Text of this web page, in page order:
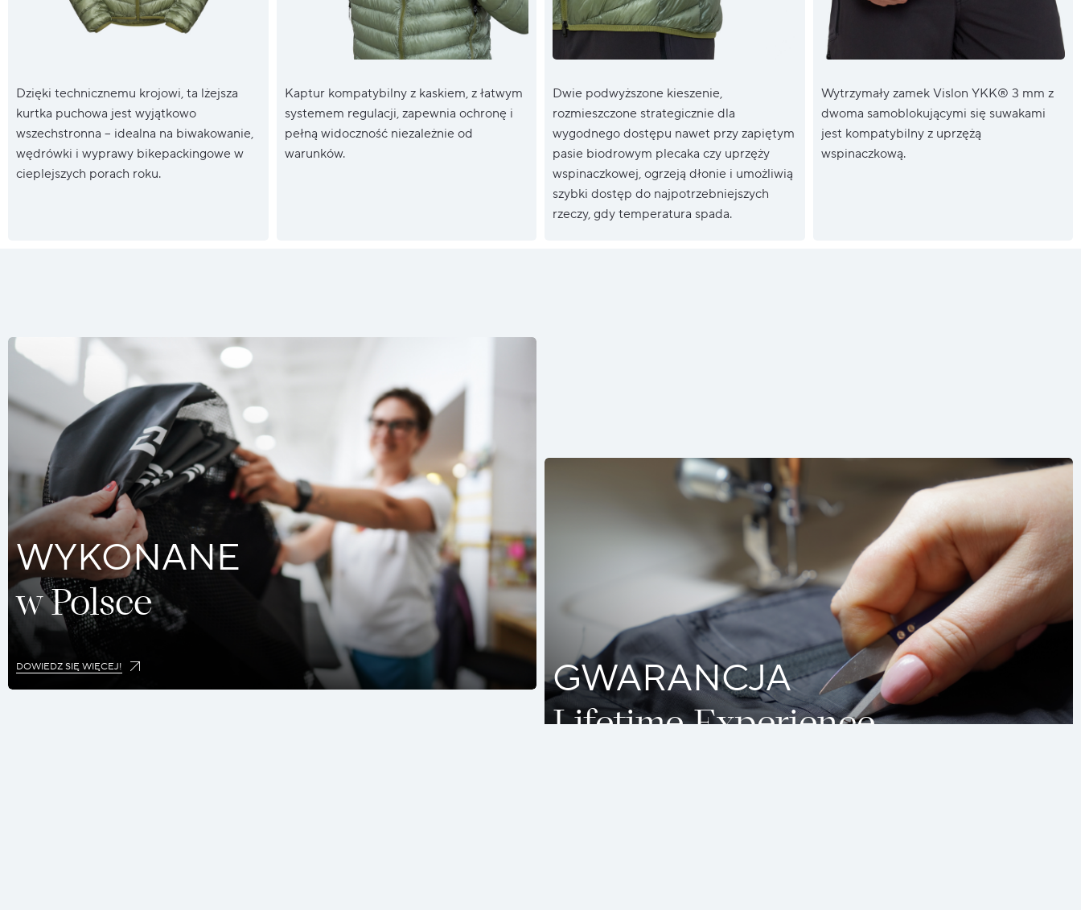
This website uses cookies
Używamy plików cookie, aby zapewnić Użytkownikom wygodę korzystania z naszej strony
internetowej (w tym składania zamówień). Pliki cookie pomagają nam ulepszyć witrynę. Klikając
przycisk AKCEPTUJ, wyrażasz zgodę na domyślne ustawienia plików cookie i inne domyślne
ustawienia witryny. Możesz dostosować zarówno ustawienia plików cookie, jak i inne ustawienia
do swoich indywidualnych potrzeb.
Więcej informacji znajdziesz w naszej Polityce Prywatności .
Show details
Accept all
Customize
Dzięki technicznemu krojowi, ta lżejsza
kurtka puchowa jest wyjątkowo
wszechstronna – idealna na biwakowanie,
wędrówki i wyprawy bikepackingowe w
cieplejszych porach roku.
Kaptur kompatybilny z kaskiem, z łatwym
systemem regulacji, zapewnia ochronę i
pełną widoczność niezależnie od
warunków.
Dwie podwyższone kieszenie,
rozmieszczone strategicznie dla
wygodnego dostępu nawet przy zapiętym
pasie biodrowym plecaka czy uprzęży
wspinaczkowej, ogrzeją dłonie i umożliwią
szybki dostęp do najpotrzebniejszych
rzeczy, gdy temperatura spada.
Wytrzymały zamek Vislon YKK® 3 mm z
dwoma samoblokującymi się suwakami
jest kompatybilny z uprzężą
wspinaczkową.
WYKONANE
w Polsce
DOWIEDZ SIĘ WIĘCEJ! GWARANCJA
Lifetime Experience